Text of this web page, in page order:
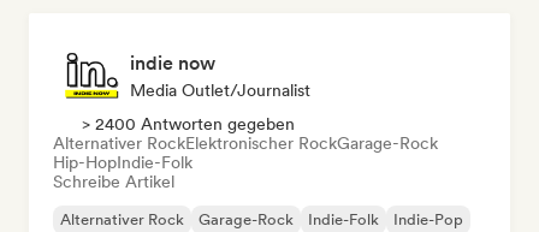
indie now
Media Outlet/Journalist
> 2400 Antworten gegeben
Alternativer RockElektronischer RockGarage-Rock
Hip-HopIndie-Folk
Schreibe Artikel
Alternativer Rock Garage-Rock Indie-Folk
Indie-Pop